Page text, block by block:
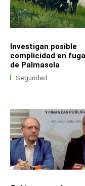
Investigan posible
complicidad en
de Palmasola
Seguridad